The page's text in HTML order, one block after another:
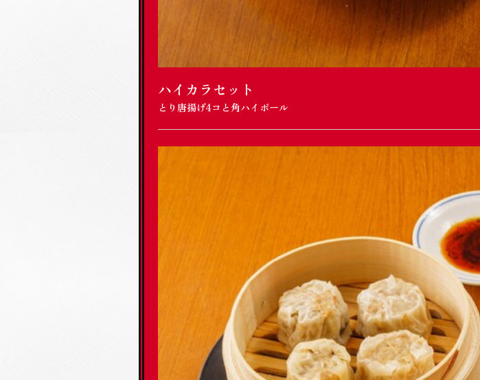
ハイカラセット
とり唐揚げ4コと角ハイボール